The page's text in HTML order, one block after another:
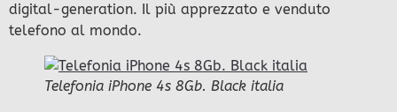
digital-generation. Il più apprezzato e venduto
telefono al mondo.
Telefonia iPhone 4s 8Gb. Black italia